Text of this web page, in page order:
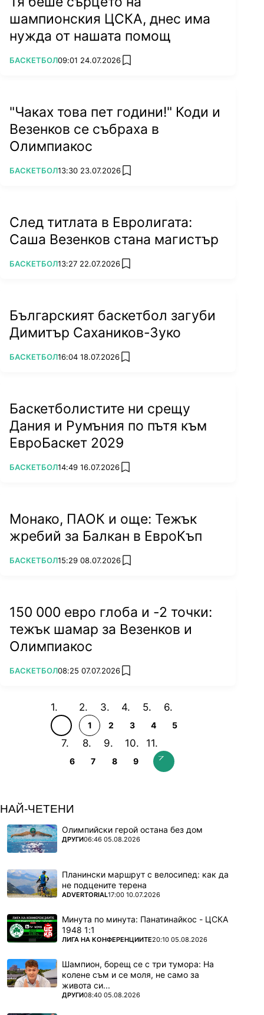
шампионския ЦСКА, днес има
нужда от нашата помощ
ПОВЕЧЕ ОТ
БАСКЕТБОЛ09:01 24.07.2026 add favorites
"Чаках това пет години!" Коди и
Везенков се събраха в
Олимпиакос
ПОВЕЧЕ ОТ
БАСКЕТБОЛ13:30 23.07.2026 add favorites
След титлата в Евролигата:
Саша Везенков стана магистър
ПОВЕЧЕ ОТ
БАСКЕТБОЛ13:27 22.07.2026 add favorites
Българският баскетбол загуби
Димитър Сахаников-Зуко
ПОВЕЧЕ ОТ
БАСКЕТБОЛ16:04 18.07.2026 add favorites
Баскетболистите ни срещу
Дания и Румъния по пътя към
ЕвроБаскет 2029
ПОВЕЧЕ ОТ
БАСКЕТБОЛ14:49 16.07.2026 add favorites
Монако, ПАОК и още: Тежък
жребий за Балкан в ЕвроКъп
ПОВЕЧЕ ОТ
БАСКЕТБОЛ15:29 08.07.2026 add favorites
150 000 евро глоба и -2 точки:
тежък шамар за Везенков и
Олимпиакос
ПОВЕЧЕ ОТ
БАСКЕТБОЛ08:25 07.07.2026 add favorites
1 2 3 4 5
6 7 8 9
НАЙ-ЧЕТЕНИ
Олимпийски герой остана без дом
ПОВЕЧЕ ОТ
ДРУГИ06:46 05.08.2026
Планински маршрут с велосипед: как да
не подцените терена
ПОВЕЧЕ ОТ
ADVERTORIAL17:00 10.07.2026
Минута по минута: Панатинайкос - ЦСКА
1948 1:1
ПОВЕЧЕ ОТ
ЛИГА НА КОНФЕРЕНЦИИТЕ20:10 05.08.2026
Шампион, борещ се с три тумора: На
колене съм и се моля, не само за
живота си...
ПОВЕЧЕ ОТ
ДРУГИ08:40 05.08.2026